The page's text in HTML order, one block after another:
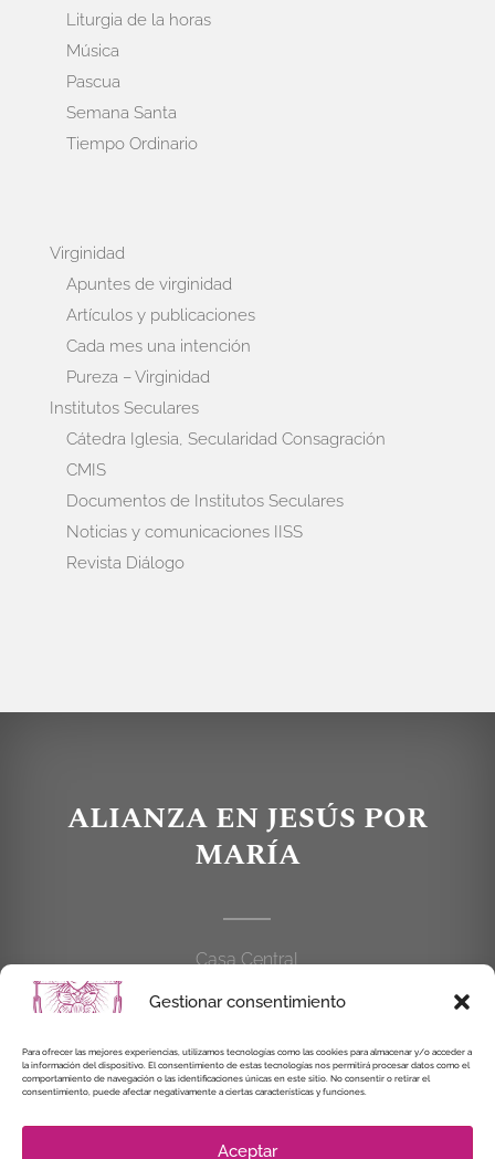
Gestionar consentimiento
Para ofrecer las mejores experiencias, utilizamos tecnologías como las cookies para almacenar y/o acceder a
la información del dispositivo. El consentimiento de estas tecnologías nos permitirá procesar datos como el
comportamiento de navegación o las identificaciones únicas en este sitio. No consentir o retirar el
consentimiento, puede afectar negativamente a ciertas características y funciones.
Aceptar
Liturgia de la horas
Música
Pascua
Semana Santa
Tiempo Ordinario
Virginidad
Apuntes de virginidad
Artículos y publicaciones
Cada mes una intención
Pureza – Virginidad
Institutos Seculares
Cátedra Iglesia, Secularidad Consagración
CMIS
Documentos de Institutos Seculares
Noticias y comunicaciones IISS
Revista Diálogo
ALIANZA EN JESÚS POR
MARÍA
Casa Central
C/Cardenal Cisneros, 55
914 462 114
alianzaenjesuspormaria@gmail.com